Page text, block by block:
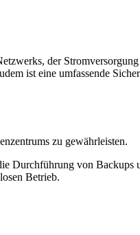
der
ist eine umfassende
zu gewährleisten.
Durchführung von Backups
Betrieb.